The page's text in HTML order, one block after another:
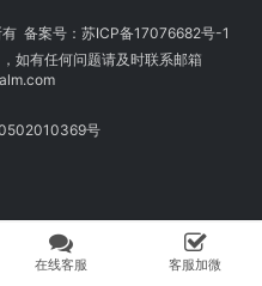
备案号： 苏ICP备17076682号-1
如有任何问题请及时联系邮箱
号
在线客服 客服加微